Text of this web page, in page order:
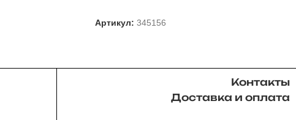
Артикул: 345156
Контакты
Доставка и оплата